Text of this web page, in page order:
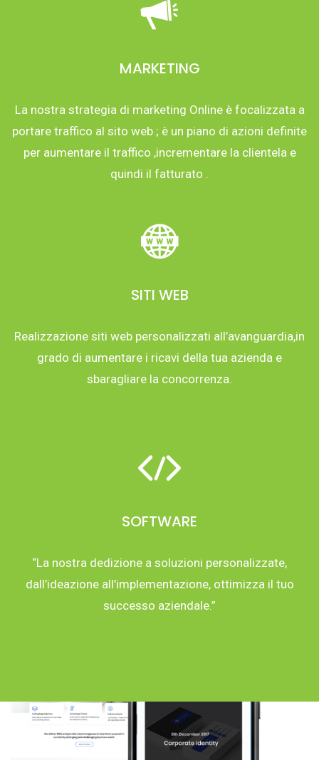
MARKETING
La nostra strategia di marketing Online è focalizzata a
portare traffico al sito web ; è un piano di azioni definite
per aumentare il traffico ,incrementare la clientela e
quindi il fatturato .
SITI WEB
Realizzazione siti web personalizzati all’avanguardia,in
grado di aumentare i ricavi della tua azienda e
sbaragliare la concorrenza.
SOFTWARE
“La nostra dedizione a soluzioni personalizzate,
dall’ideazione all’implementazione, ottimizza il tuo
successo aziendale.”